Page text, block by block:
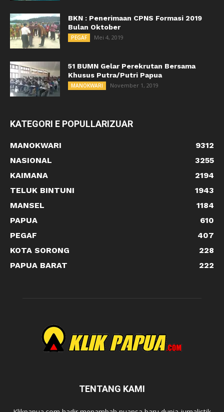
BKN : Penerimaan CPNS Formasi 2019
Bulan Oktober
PEGAF Mei 4, 2019
51 BUMN Gelar Perekrutan Bersama
Khusus Putra/Putri Papua
MANOKWARI November 1, 2019
KATEGORI E POPULLARIZUAR
MANOKWARI
9312
NASIONAL
3255
KAIMANA
2194
TELUK BINTUNI
1943
MANSEL
1184
PAPUA
610
PEGAF
407
KOTA SORONG
228
PAPUA BARAT
222
TENTANG KAMI